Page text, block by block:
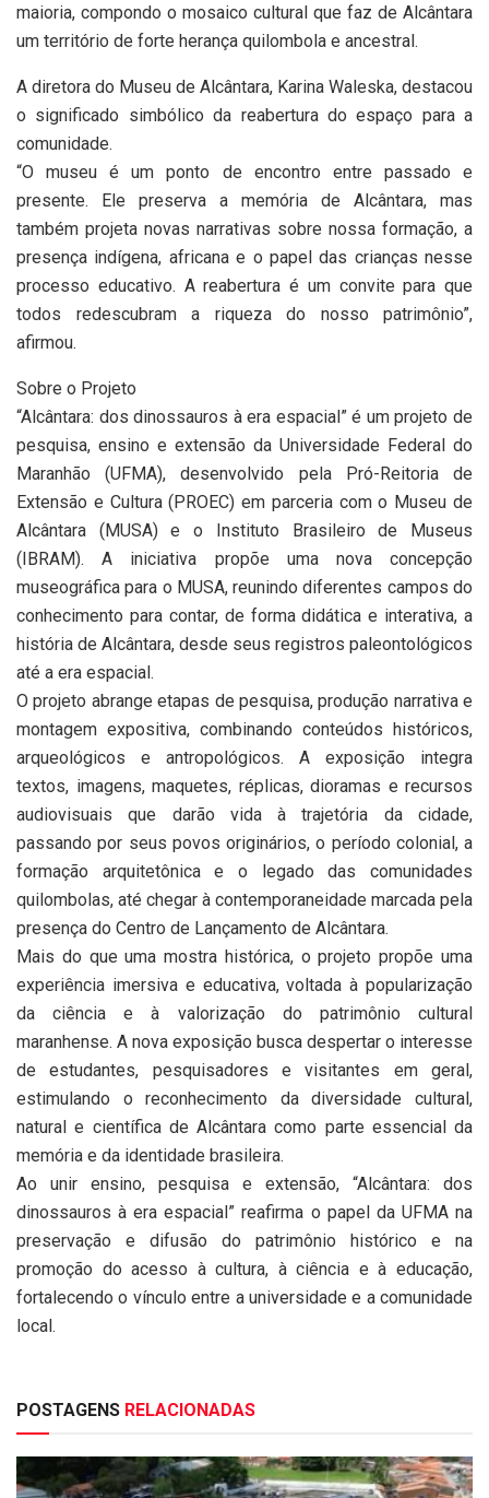
maioria, compondo o mosaico cultural que faz de Alcântara
um território de forte herança quilombola e ancestral.
A diretora do Museu de Alcântara, Karina Waleska, destacou
o significado simbólico da reabertura do espaço para a
comunidade.
“O museu é um ponto de encontro entre passado e
presente. Ele preserva a memória de Alcântara, mas
também projeta novas narrativas sobre nossa formação, a
presença indígena, africana e o papel das crianças nesse
processo educativo. A reabertura é um convite para que
todos redescubram a riqueza do nosso patrimônio”,
afirmou.
Sobre o Projeto
“Alcântara: dos dinossauros à era espacial” é um projeto de
pesquisa, ensino e extensão da Universidade Federal do
Maranhão (UFMA), desenvolvido pela Pró-Reitoria de
Extensão e Cultura (PROEC) em parceria com o Museu de
Alcântara (MUSA) e o Instituto Brasileiro de Museus
(IBRAM). A iniciativa propõe uma nova concepção
museográfica para o MUSA, reunindo diferentes campos do
conhecimento para contar, de forma didática e interativa, a
história de Alcântara, desde seus registros paleontológicos
até a era espacial.
O projeto abrange etapas de pesquisa, produção narrativa e
montagem expositiva, combinando conteúdos históricos,
arqueológicos e antropológicos. A exposição integra
textos, imagens, maquetes, réplicas, dioramas e recursos
audiovisuais que darão vida à trajetória da cidade,
passando por seus povos originários, o período colonial, a
formação arquitetônica e o legado das comunidades
quilombolas, até chegar à contemporaneidade marcada pela
presença do Centro de Lançamento de Alcântara.
Mais do que uma mostra histórica, o projeto propõe uma
experiência imersiva e educativa, voltada à popularização
da ciência e à valorização do patrimônio cultural
maranhense. A nova exposição busca despertar o interesse
de estudantes, pesquisadores e visitantes em geral,
estimulando o reconhecimento da diversidade cultural,
natural e científica de Alcântara como parte essencial da
memória e da identidade brasileira.
Ao unir ensino, pesquisa e extensão, “Alcântara: dos
dinossauros à era espacial” reafirma o papel da UFMA na
preservação e difusão do patrimônio histórico e na
promoção do acesso à cultura, à ciência e à educação,
fortalecendo o vínculo entre a universidade e a comunidade
local.
POSTAGENS RELACIONADAS